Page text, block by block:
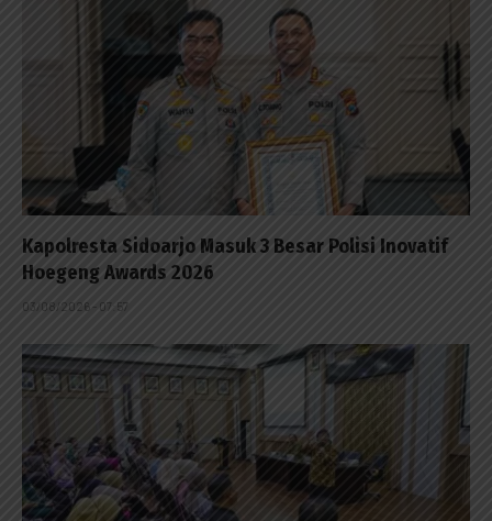
Kapolresta Sidoarjo Masuk 3 Besar Polisi Inovatif
Hoegeng Awards 2026
03/08/2026 - 07:57